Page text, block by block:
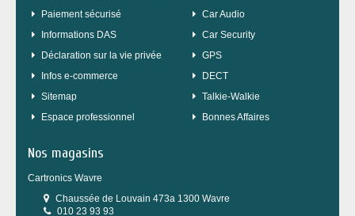
Paiement sécurisé
Informations DAS
Déclaration sur la vie privée
Infos e-commerce
sitemap
Espace professionnel
Car Audio
Car Security
GPS
DECT
Talkie-Walkie
Bonnes Affaires
Nos magasins
Cartronics Wavre
Chaussée de Louvain 473a 1300 Wavre
010 23 93 93